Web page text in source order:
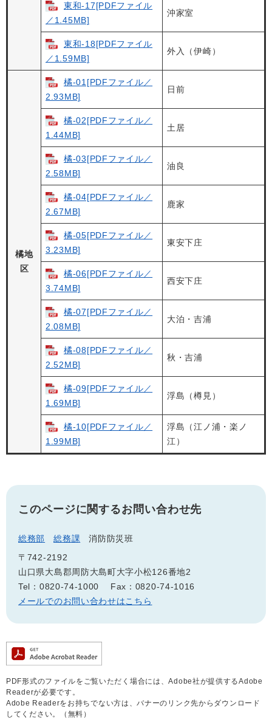
東和-17[PDFファイル
／1.45MB]
沖家室
東和-18[PDFファイル
／1.59MB]
外入（伊崎）
橘地
区
橘-01[PDFファイル／
2.93MB]
日前
橘-02[PDFファイル／
1.44MB]
土居
橘-03[PDFファイル／
2.58MB]
油良
橘-04[PDFファイル／
2.67MB]
鹿家
橘-05[PDFファイル／
3.23MB]
東安下庄
橘-06[PDFファイル／
3.74MB]
西安下庄
橘-07[PDFファイル／
2.08MB]
大泊・吉浦
橘-08[PDFファイル／
2.52MB]
秋・吉浦
橘-09[PDFファイル／
1.69MB]
浮島（樽見）
橘-10[PDFファイル／
1.99MB]
浮島（江ノ浦・楽ノ
江）
このページに関するお問い合わせ先
総務部 総務課
消防防災班
〒742-2192
山口県大島郡周防大島町大字小松126番地2
Tel：0820-74-1000
Fax：0820-74-1016
メールでのお問い合わせはこちら
PDF形式のファイルをご覧いただく場合には、Adobe社が提供するAdobe
Readerが必要です。
Adobe Readerをお持ちでない方は、バナーのリンク先からダウンロード
してください。（無料）